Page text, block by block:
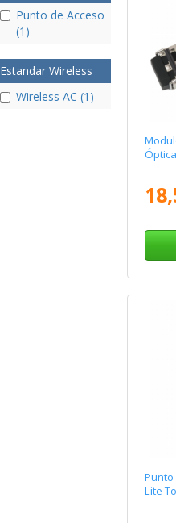
Punto de Acceso
(1)
Estandar Wireless
Wireless AC (1)
Punto
Lite